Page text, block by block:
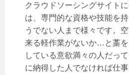
クラウドソーシングサイト
は、専門的な資格や技能を
うでない人まで様々です。
来る軽作業がないか…と藁
している意欲満々の人だっ
に納得した人でなければ仕